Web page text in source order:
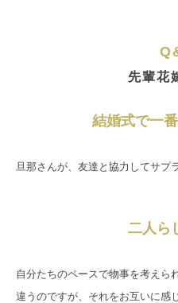
先輩花
結婚式で一
旦那さんが、友達と協力してサプ
二人ら
自分たちのペースで物事を考えら
違うのですが、それをお互いに感